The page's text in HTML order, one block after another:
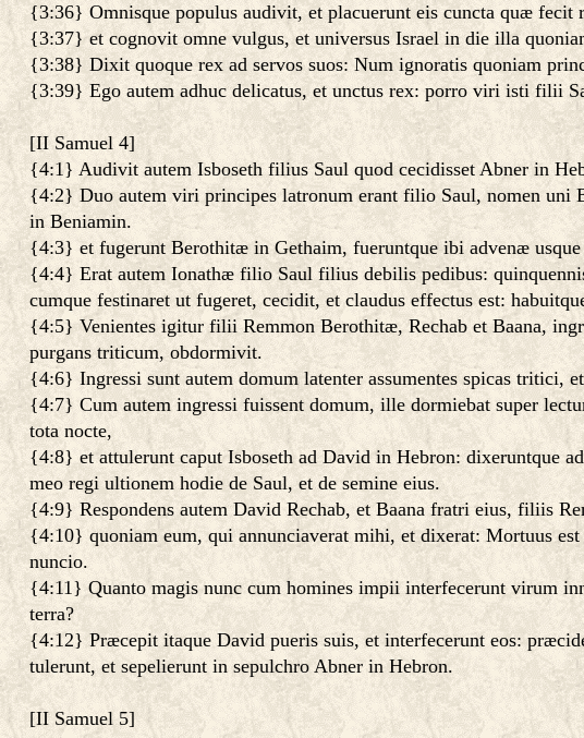
{3:36} Omnisque populus audivit, et placuerunt eis cuncta quæ fecit
{3:37} et cognovit omne vulgus, et universus Israel in die illa
{3:38} Dixit quoque rex ad servos suos: Num ignoratis quoniam
{3:39} Ego autem adhuc delicatus, et unctus rex: porro viri isti filii
[II Samuel 4]
{4:1} Audivit autem Isboseth filius Saul quod cecidisset Abner in
{4:2} Duo autem viri principes latronum erant filio Saul, nomen uni
in Beniamin.
{4:3} et fugerunt Berothitæ in Gethaim, fueruntque ibi advenæ
{4:4} Erat autem Ionathæ filio Saul filius debilis pedibus:
cumque festinaret ut fugeret, cecidit, et claudus effectus est:
{4:5} Venientes igitur filii Remmon Berothitæ, Rechab et Baana,
purgans triticum, obdormivit.
{4:6} Ingressi sunt autem domum latenter assumentes spicas tritici,
{4:7} Cum autem ingressi fuissent domum, ille dormiebat super
tota nocte,
{4:8} et attulerunt caput Isboseth ad David in Hebron: dixeruntque
meo regi ultionem hodie de Saul, et de semine eius.
{4:9} Respondens autem David Rechab, et Baana fratri eius, filiis
{4:10} quoniam eum, qui annunciaverat mihi, et dixerat: Mortuus
nuncio.
{4:11} Quanto magis nunc cum homines impii interfecerunt virum
terra?
{4:12} Præcepit itaque David pueris suis, et interfecerunt eos:
tulerunt, et sepelierunt in sepulchro Abner in Hebron.
[II Samuel 5]